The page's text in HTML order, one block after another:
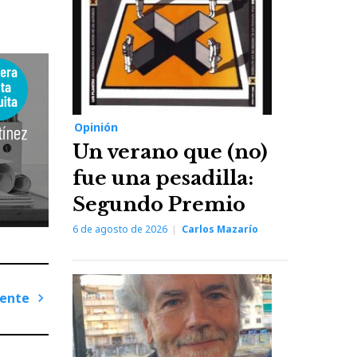
Opinión
Un verano que (no)
fue una pesadilla:
Segundo Premio
6 de agosto de 2026 Carlos Mazarío